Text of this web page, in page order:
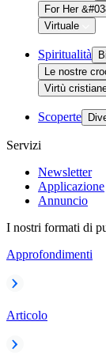
For Her
Virtuale
Spiritualità
Le nostre
Virtù
Scoperte
Servizi
Newsletter
Applicazione
Annuncio
I nostri formati di
Approfondimenti
Articolo